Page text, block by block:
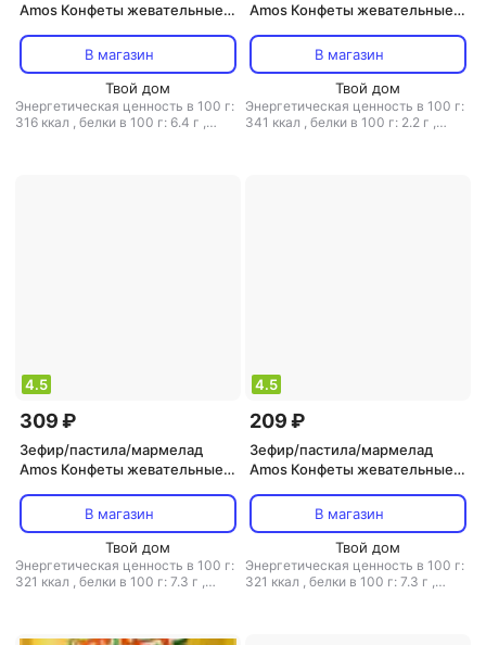
Amos Конфеты жевательные с
В магазин
Твой дом
Энергетическая ценность в 100 г:
316 ккал , белки в 100 г: 6.4 г ,
Amos Конфеты жевательные с
В магазин
Твой дом
Энергетическая ценность в 100 г:
341 ккал , белки в 100 г: 2.2 г ,
4.5
309 ₽
Зефир/пастила/мармелад
Amos Конфеты жевательные
В магазин
Твой дом
Энергетическая ценность в 100 г:
321 ккал , белки в 100 г: 7.3 г ,
4.5
209 ₽
Зефир/пастила/мармелад
Amos Конфеты жевательные
В магазин
Твой дом
Энергетическая ценность в 100 г:
321 ккал , белки в 100 г: 7.3 г ,